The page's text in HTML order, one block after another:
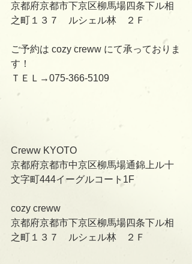
京都府京都市下京区柳馬場四条下ル相
之町１３７　ルシェル林　２Ｆ
ご予約は cozy creww にて承っておりま
す！
ＴＥＬ→075-366-5109
Creww KYOTO
京都府京都市中京区柳馬場通錦上ル十
文字町444イーグルコート1F
cozy creww
京都府京都市下京区柳馬場四条下ル相
之町１３７　ルシェル林　２Ｆ